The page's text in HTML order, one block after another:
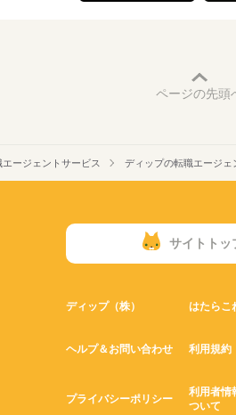
ページの先頭
ージェントサービス ディップの転職エージェ
サイトトッ
ディップ（株） はたらこ
ヘルプ＆お問い合わせ 利用規約
プライバシーポリシー
利用者情
ついて